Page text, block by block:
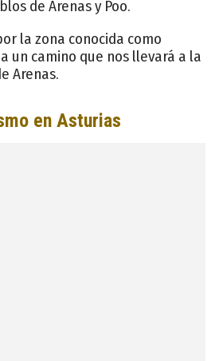
de Arenas y Poo.
la zona conocida como
un camino que nos llevará a la
Arenas.